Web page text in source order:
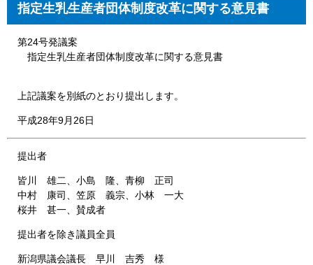
指定生乳生産者団体制度改革に関する意見書
第24号発議案
指定生乳生産者団体制度改革に関する意見書
上記議案を別紙のとおり提出します。
平成28年9月26日
提出者
皆川 雄二、小島 隆、青柳 正司
中村 康司、笠原 義宗、小林 一大
桜井 甚一、賛成者
提出者を除き議員全員
新潟県議会議長 早川 吉秀 様